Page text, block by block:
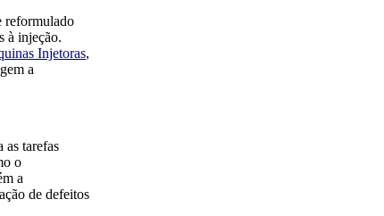
reformulado
à injeção.
Injetoras,
a
as tarefas
o
a
de defeitos